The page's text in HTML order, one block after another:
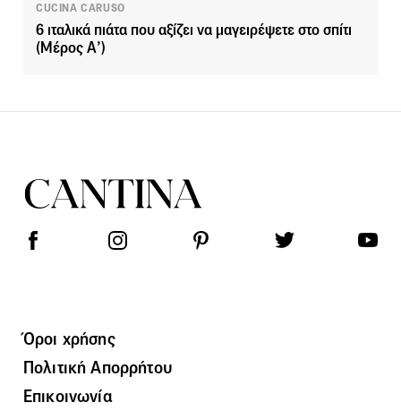
CUCINA CARUSO
6 ιταλικά πιάτα που αξίζει να μαγειρέψετε στο σπίτι
(Μέρος Α’)
Όροι χρήσης
Πολιτική Απορρήτου
Επικοινωνία